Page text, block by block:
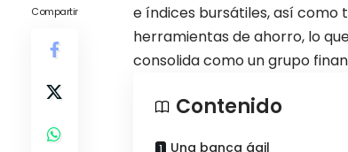
Compartir
e índices bursátiles, así como
herramientas de ahorro, lo
consolida como un grupo
Contenido
Una banca ágil